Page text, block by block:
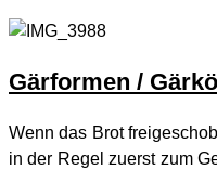
Gärformen /
Wenn das Brot
in der Regel zuerst zum